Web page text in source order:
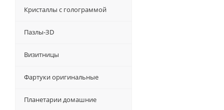
Кристаллы с голограммой
Пазлы-ЗD
Визитницы
Фартуки оригинальные
Планетарии домашние